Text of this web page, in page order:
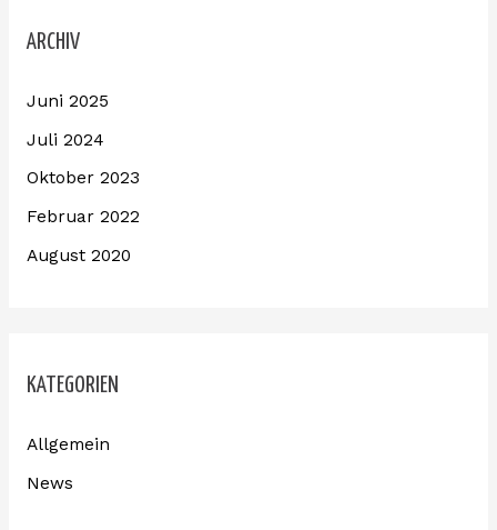
ARCHIV
Juni 2025
Juli 2024
Oktober 2023
Februar 2022
August 2020
KATEGORIEN
Allgemein
News